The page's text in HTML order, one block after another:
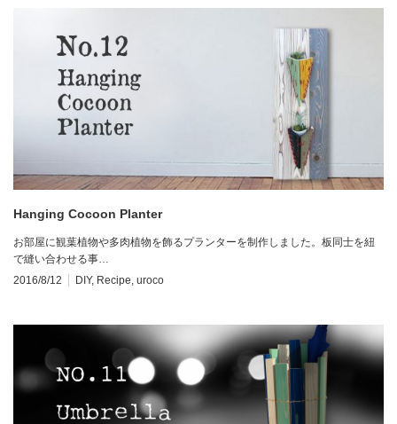
Hanging Cocoon Planter
お部屋に観葉植物や多肉植物を飾るプランターを制作しました。板同士を紐
で縫い合わせる事…
2016/8/12
DIY, Recipe, uroco